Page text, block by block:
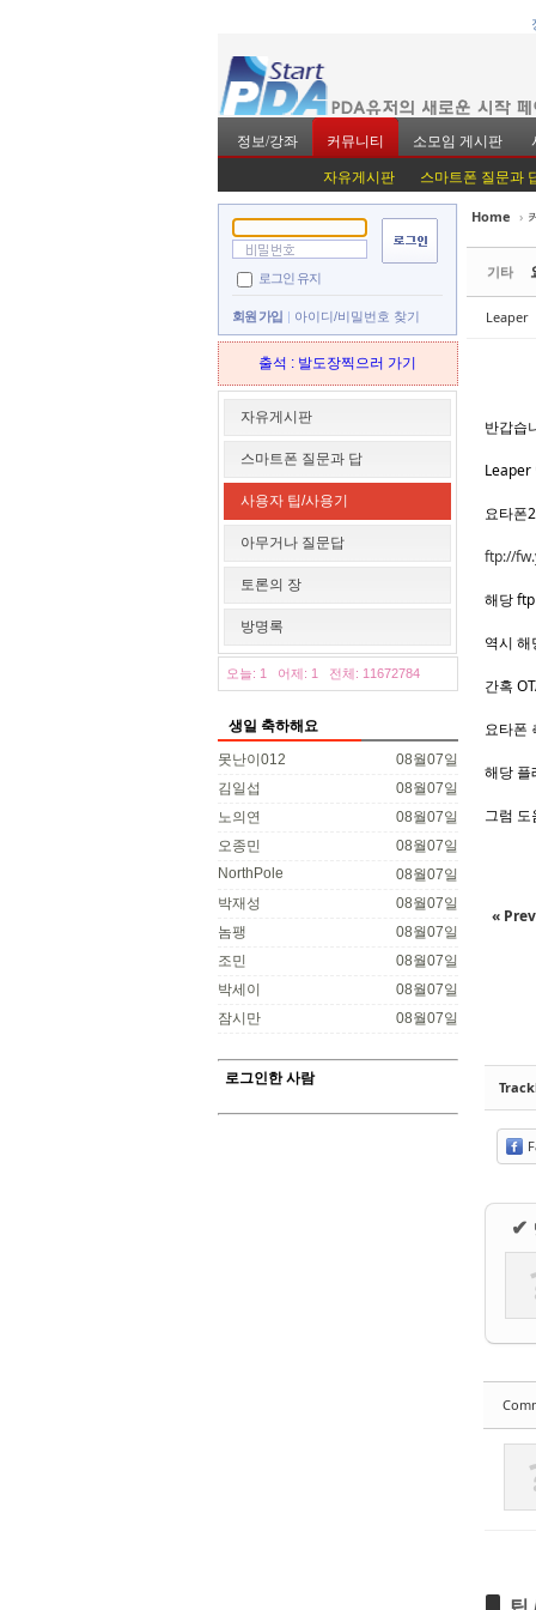
정보/강좌 커뮤니티 소모임 게시판
자유게시판 스마트폰 질문과
로그인 유지
회원 가입 아이디/비밀번호 찾기
출석 : 발도장찍으러 가기
자유게시판
스마트폰 질문과 답
사용자 팁/사용기
아무거나 질문답
토론의 장
방명록
오늘: 1 어제: 1 전체: 11672784
생일 축하해요
08월07일
못난이012
08월07일
김일섭
08월07일
노의연
08월07일
오종민
08월07일
NorthPole
08월07일
박재성
08월07일
놈팽
08월07일
조민
08월07일
박세이
08월07일
잠시만
로그인한 사람
Home ›
기타
Leaper
반갑습
Leaper
요타폰
ftp://
해당
역시
간혹
요타폰
해당 플
그럼
« Prev
✔
Sketchbook5, 스
Sketchbook5, 스케
Sketchbook5, 스
Sketchbook5, 스케